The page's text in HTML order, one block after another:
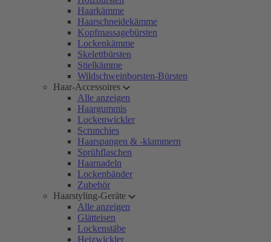
Haarkämme
Haarschneidekämme
Kopfmassagebürsten
Lockenkämme
Skelettbürsten
Stielkämme
Wildschweinborsten-Bürsten
Haar-Accessoires
Alle anzeigen
Haargummis
Lockenwickler
Scrunchies
Haarspangen & -klammern
Sprühflaschen
Haarnadeln
Lockenbänder
Zubehör
Haarstyling-Geräte
Alle anzeigen
Glätteisen
Lockenstäbe
Heizwickler